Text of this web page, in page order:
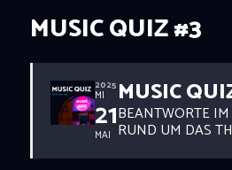
ABOUT
RESERVIERUNG
MUSIC QUIZ #3
2025
MI
21
MAI
MUSIC
BEANTWORTE
RUND UM DAS